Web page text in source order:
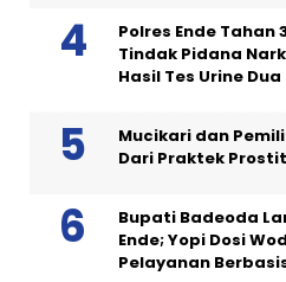
Polres Ende Tahan
Tindak Pidana
Hasil Tes Urine
Mucikari dan
Dari Praktek
Bupati Badeoda
Ende; Yopi Dosi
Pelayanan